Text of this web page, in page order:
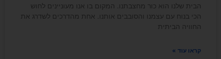
הבית שלנו הוא כור מחצבתנו. המקום בו אנו מעוניינים לחוש
הכי בנוח עם עצמנו והסובבים אותנו. אחת מהדרכים לשדרג את
החוויה הביתית
קראו עוד »